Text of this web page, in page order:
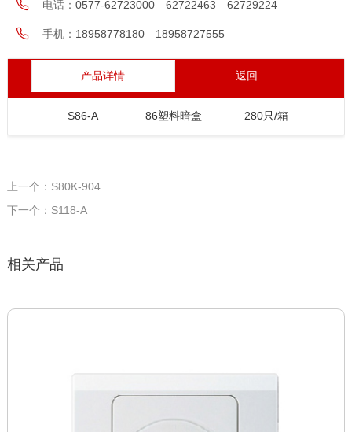
电话： 0577-62723000 62722463 62729224
手机： 18958778180 18958727555
产品详情 返回
S86-A 86塑料暗盒 280只/箱
上一个：S80K-904
下一个：S118-A
相关产品